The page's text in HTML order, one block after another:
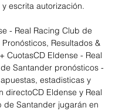
escrita autorización.
- Real Racing Club de
Resultados &
CuotasCD Eldense - Real
Santander pronósticos -
estadisticas y
directoCD Eldense y Real
de Santander jugarán en